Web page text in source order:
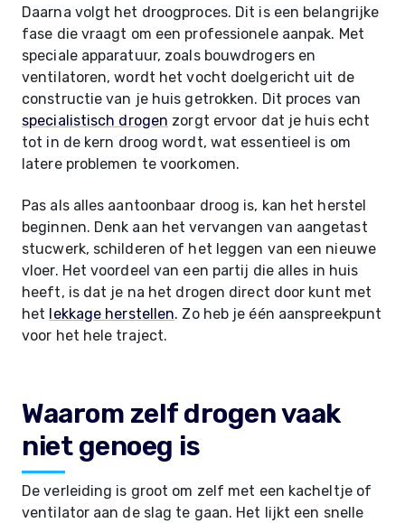
Daarna volgt het droogproces. Dit is een belangrijke
fase die vraagt om een professionele aanpak. Met
speciale apparatuur, zoals bouwdrogers en
ventilatoren, wordt het vocht doelgericht uit de
constructie van je huis getrokken. Dit proces van
specialistisch drogen zorgt ervoor dat je huis echt
tot in de kern droog wordt, wat essentieel is om
latere problemen te voorkomen.
Pas als alles aantoonbaar droog is, kan het herstel
beginnen. Denk aan het vervangen van aangetast
stucwerk, schilderen of het leggen van een nieuwe
vloer. Het voordeel van een partij die alles in huis
heeft, is dat je na het drogen direct door kunt met
het lekkage herstellen. Zo heb je één aanspreekpunt
voor het hele traject.
Waarom zelf drogen vaak
niet genoeg is
De verleiding is groot om zelf met een kacheltje of
ventilator aan de slag te gaan. Het lijkt een snelle